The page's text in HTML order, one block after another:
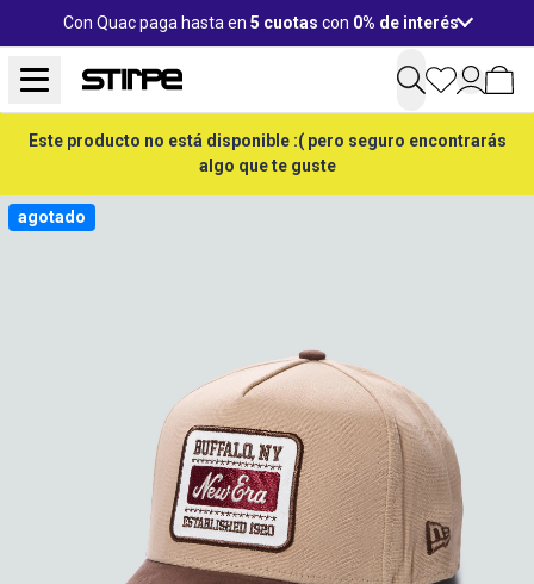
Con Quac paga hasta en 5 cuotas con 0% de interés
Este producto no está disponible :( pero seguro encontrarás
algo que te guste
agotado